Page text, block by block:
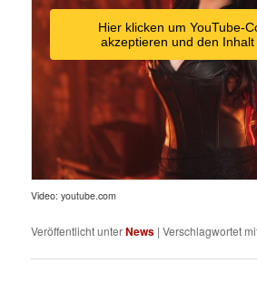
Hier klicken um YouTube-
akzeptieren und den Inhalt
Video: youtube.com
Veröffentlicht unterNews |Verschlagwortet